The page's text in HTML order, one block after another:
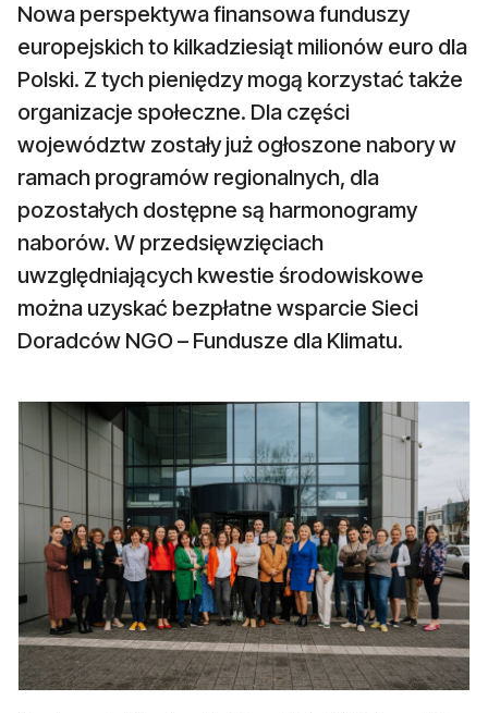
Nowa perspektywa finansowa funduszy
europejskich to kilkadziesiąt milionów euro dla
Polski. Z tych pieniędzy mogą korzystać także
organizacje społeczne. Dla części
województw zostały już ogłoszone nabory w
ramach programów regionalnych, dla
pozostałych dostępne są harmonogramy
naborów. W przedsięwzięciach
uwzględniających kwestie środowiskowe
można uzyskać bezpłatne wsparcie Sieci
Doradców NGO – Fundusze dla Klimatu.